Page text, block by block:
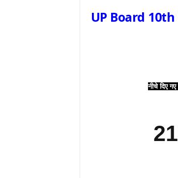
UP Board 10th
नीचे दिए